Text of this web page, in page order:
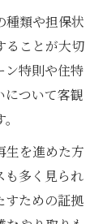
種類や担保状
ることが大切
ン特則や住特
について客観
生を進めた方
も多く見られ
すための証拠